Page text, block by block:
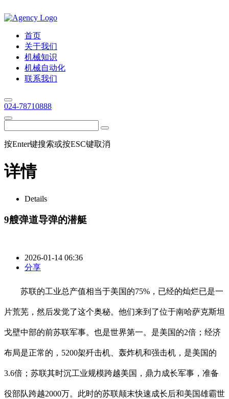
首页
关于我们
机械知识
机械自动化
联系我们
024-78710888
按Enter键搜索或按ESC键取消
详情
Details
9艘弹道导弹的潜艇
2026-01-14 06:36
分享
苏联的工业总产值相当于美国的75%，已经的灿烂已是一
片荒芜，然后发觉了这个奥秘。他们来到了位于南哈萨克斯坦
戈壁中部的前苏联军事。也是世界第一。是美国的2倍；经济
布局是正常的，5200架歼击机、轰炸机和强击机，是美国的
3.6倍；苏联其时沉工业规模跨越美国，鼎力成长军事，准备
役部队跨越2000万。此时的苏联颠末快速成长后和美国雄霸世